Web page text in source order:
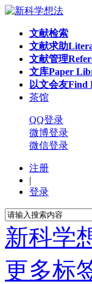
文献检索
文献求助
文献管理
文库Paper
以文会友Find
茶馆
QQ登录
微博登录
微信登录
注册
|
登录
新科学
更多标